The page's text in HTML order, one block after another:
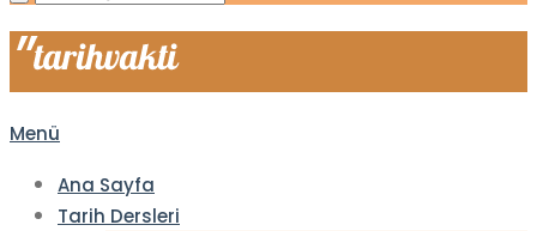
Menü
Ana Sayfa
Tarih Dersleri